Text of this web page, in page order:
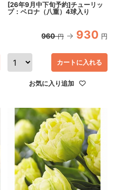
[26年9月中下旬予約]チューリッ
プ：ベロナ（八重）4球入り
960 円 930 円
お気に入り追加
カートに入れる